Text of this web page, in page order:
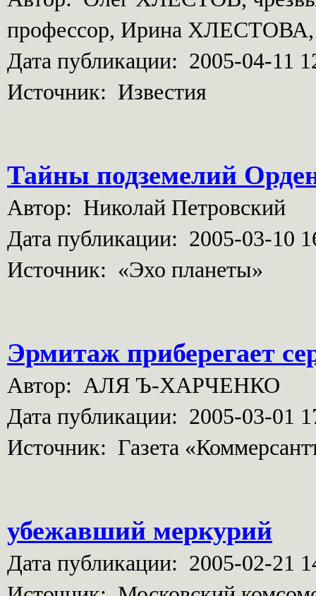
профессор, Ирина ХЛЕСТОВА,
Дата публикации: 2005-04-11
Источник: Известия
Тайны подземелий
Автор: Николай Петровский
Дата публикации: 2005-03-10
Источник: «Эхо планеты»
Эрмитаж приберегает
Автор: АЛЯ Ъ-ХАРЧЕНКО
Дата публикации: 2005-03-01
Источник: Газета
убежавший меркурий
Дата публикации: 2005-02-21